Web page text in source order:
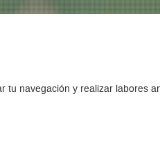
tu navegación y realizar labores